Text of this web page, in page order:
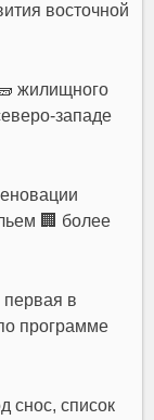
восточной
жилищного
западе
🏢 более
в
программе
снос, список